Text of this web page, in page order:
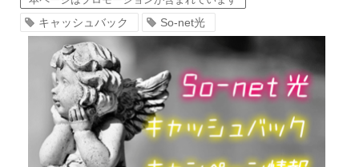
キャッシュバック So-net光